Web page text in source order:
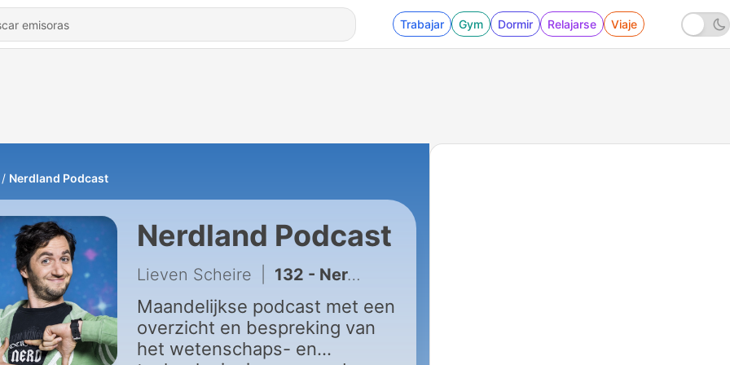
Trabajar Gym Dormir Relajarse Viaje
Nerdland Podcast
Nerdland Podcast
Lieven Scheire 132 - Nerdland Maandoverzicht: Augustus 2026
Maandelijkse podcast met een
overzicht en bespreking van
het wetenschaps- en